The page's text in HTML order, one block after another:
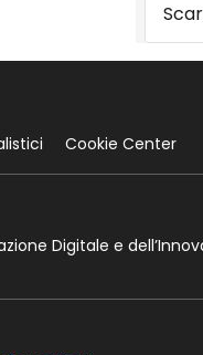
Cookie Center
Digitale e